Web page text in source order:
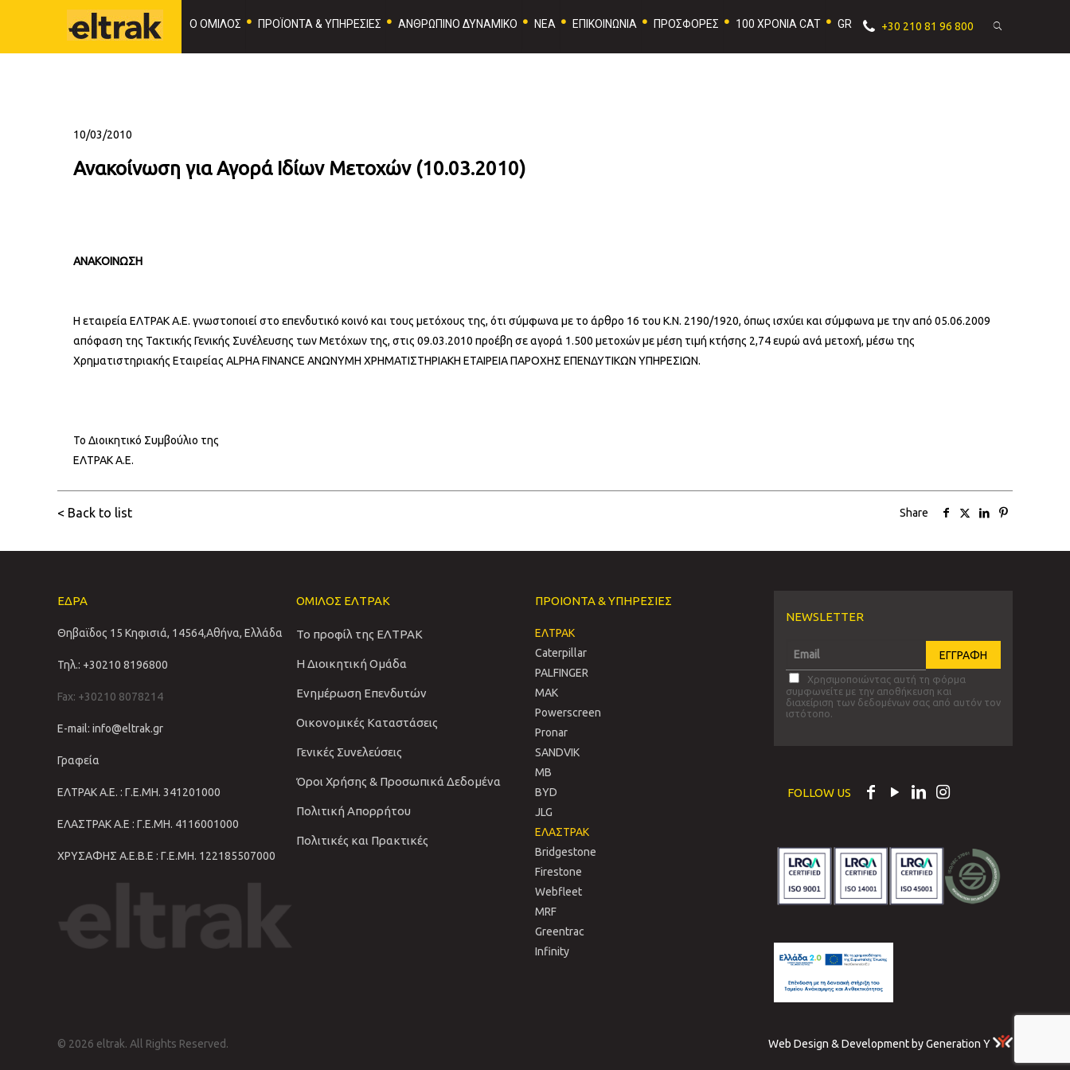
Ο ΟΜΙΛΟΣ ΠΡΟΪΟΝΤΑ & ΥΠΗΡΕΣΙΕΣ ΑΝΘΡΩΠΙΝΟ ΔΥΝΑΜΙΚΟ ΝΕΑ ΕΠΙΚΟΙΝΩΝΙΑ ΠΡΟΣΦΟΡΕΣ 100 ΧΡΟΝΙΑ CAT GR +30 210 81 96 800
10/03/2010
Ανακοίνωση για Αγορά Ιδίων Μετοχών (10.03.2010)
ΑΝΑΚΟΙΝΩΣΗ
Η εταιρεία ΕΛΤΡΑΚ Α.Ε. γνωστοποιεί στο επενδυτικό κοινό και τους μετόχους της, ότι σύμφωνα με το άρθρο 16 του Κ.Ν. 2190/1920, όπως ισχύει και σύμφωνα με την από 05.06.2009
απόφαση της Τακτικής Γενικής Συνέλευσης των Μετόχων της, στις 09.03.2010 προέβη σε αγορά 1.500 μετοχών με μέση τιμή κτήσης 2,74 ευρώ ανά μετοχή, μέσω της
Χρηματιστηριακής Εταιρείας ALPHA FINANCE ΑΝΩΝΥΜΗ ΧΡΗΜΑΤΙΣΤΗΡΙΑΚΗ ΕΤΑΙΡΕΙΑ ΠΑΡΟΧΗΣ ΕΠΕΝΔΥΤΙΚΩΝ ΥΠΗΡΕΣΙΩΝ.
Το Διοικητικό Συμβούλιο της
ΕΛΤΡΑΚ Α.Ε.
< Back to list Share
ΕΔΡΑ
Θηβαϊδος 15 Κηφισιά, 14564,Αθήνα, Ελλάδα
Τηλ.: +30210 8196800
Fax: +30210 8078214
E-mail: info@eltrak.gr
Γραφεία
ΕΛΤΡΑΚ Α.Ε. : Γ.Ε.ΜΗ. 341201000
ΕΛΑΣΤΡΑΚ Α.Ε : Γ.Ε.ΜΗ. 4116001000
ΧΡΥΣΑΦΗΣ Α.Ε.Β.Ε : Γ.Ε.ΜΗ. 122185507000
ΟΜΙΛΟΣ ΕΛΤΡΑΚ
Το προφίλ της ΕΛΤΡΑΚ
Η Διοικητική Ομάδα
Ενημέρωση Επενδυτών
Οικονομικές Καταστάσεις
Γενικές Συνελεύσεις
Όροι Χρήσης & Προσωπικά Δεδομένα
Πολιτική Απορρήτου
Πολιτικές και Πρακτικές
ΠΡΟΙΟΝΤΑ & ΥΠΗΡΕΣΙΕΣ
ΕΛΤΡΑΚ
Caterpillar
PALFINGER
MAK
Powerscreen
Pronar
SANDVIΚ
MB
BYD
JLG
ΕΛΑΣΤΡΑΚ
Bridgestone
Firestone
Webfleet
MRF
Greentrac
Infinity
NEWSLETTER
Χρησιμοποιώντας αυτή τη φόρμα
συμφωνείτε με την αποθήκευση και
διαχείριση των δεδομένων σας από αυτόν τον
ιστότοπο.
FOLLOW US
© 2026 eltrak. All Rights Reserved. Web Design & Development by Generation Y